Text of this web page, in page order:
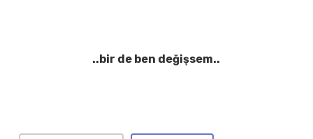
..bir de ben değişsem..